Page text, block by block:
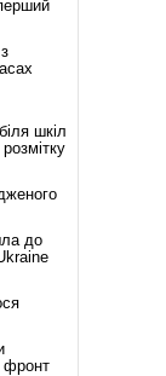
шкіл
до
фронт